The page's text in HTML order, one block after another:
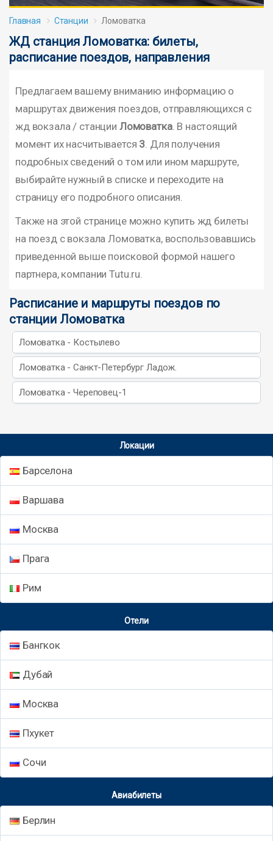
Главная Станции Ломоватка
ЖД станция Ломоватка: билеты,
расписание поездов, направления
Предлагаем вашему вниманию информацию о
маршрутах движения поездов, отправляющихся с
жд вокзала / станции Ломоватка. В настоящий
момент их насчитывается 3 . Для получения
подробных сведений о том или ином маршруте,
выбирайте нужный в списке и переходите на
страницу его подробного описания.
Также на этой странице можно купить жд билеты
на поезд с вокзала Ломоватка, воспользовавшись
приведенной выше поисковой формой нашего
партнера, компании Tutu.ru.
Расписание и маршруты поездов по
станции Ломоватка
Ломоватка - Костылево
Ломоватка - Санкт-Петербург Ладож.
Ломоватка - Череповец-1
Локации
Барселона
Варшава
Москва
Прага
Рим
Отели
Бангкок
Дубай
Москва
Пхукет
Сочи
Авиабилеты
Берлин